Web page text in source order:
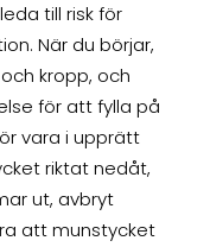
till risk för
När du börjar,
kropp, och
för att fylla på
vara i upprätt
riktat nedåt,
ut, avbryt
att munstycket